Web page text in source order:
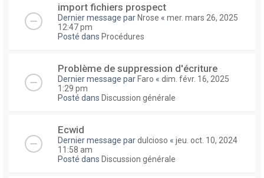
import fichiers prospect
Dernier message par Nrose « mer. mars 26, 2025
12:47 pm
Posté dans Procédures
Problème de suppression d'écriture
Dernier message par Faro « dim. févr. 16, 2025
1:29 pm
Posté dans Discussion générale
Ecwid
Dernier message pardulcioso « jeu. oct. 10, 2024
11:58 am
Posté dans Discussion générale